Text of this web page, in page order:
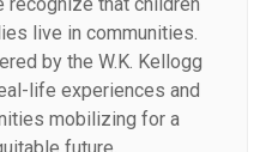
live in communities.
by the W.K. Kellogg
life experiences and
mobilizing for a
future.